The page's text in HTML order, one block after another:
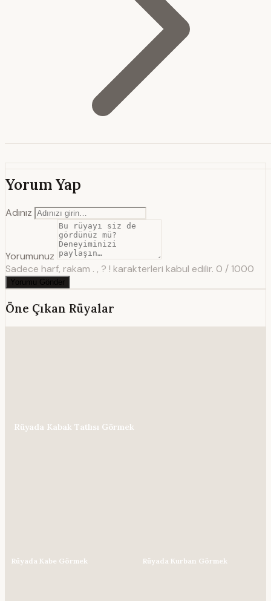
Yorum Yap
Adınız
Yorumunuz
Sadece harf, rakam . , ? ! karakterleri kabul edilir. 0 / 1000
Yorumu Gönder
Öne Çıkan Rüyalar
Rüyada Kabak Tatlısı Görmek
Rüyada Kabe Görmek Rüyada Kurban Görmek